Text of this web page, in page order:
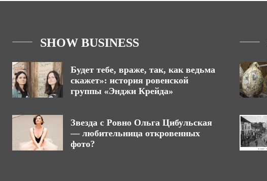
SHOW BUSINESS
Будет тебе, враже, так, как ведьма
скажет»: история ровенской
группы «Энджи Крейда»
Звезда с Ровно Ольга Цибульская
— любительница откровенных
фото?